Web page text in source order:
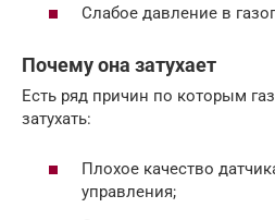
Слабое давление в
Почему она затухает
Есть ряд причин по которым
затухать:
Плохое качество
управления;